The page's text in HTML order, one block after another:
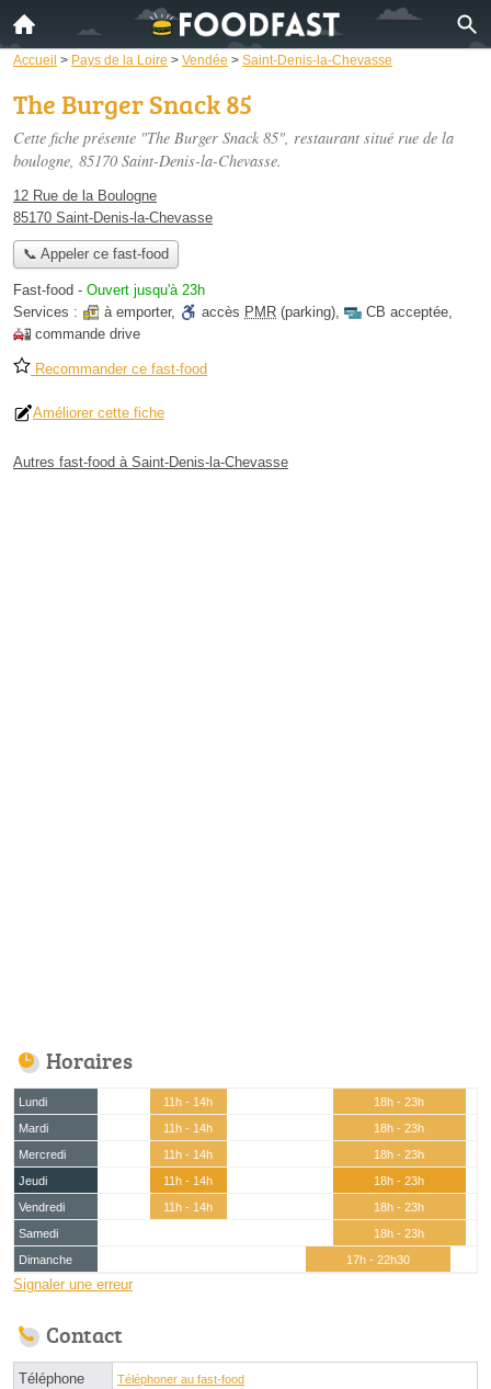
Accueil > Pays de la Loire > Vendée > Saint-Denis-la-Chevasse
The Burger Snack 85
Cette fiche présente "The Burger Snack 85", restaurant situé rue de la
boulogne, 85170 Saint-Denis-la-Chevasse.
12 Rue de la Boulogne
85170 Saint-Denis-la-Chevasse
📞 Appeler ce fast-food
Fast-food - Ouvert jusqu'à 23h
Services :
à emporter, accès PMR (parking), CB acceptée,
commande drive
Recommander ce fast-food
Améliorer cette fiche
Autres fast-food à Saint-Denis-la-Chevasse
Horaires
Lundi 11h - 14h
18h - 23h
Mardi
11h - 14h
18h - 23h
Mercredi
11h - 14h
18h - 23h
Jeudi
11h - 14h
18h - 23h
Vendredi
11h - 14h
18h - 23h
Samedi
18h - 23h
Dimanche
17h - 22h30
Signaler une erreur
Contact
Téléphone Téléphoner au fast-food